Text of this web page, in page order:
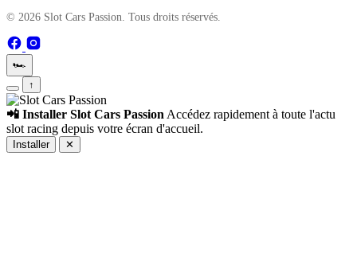
© 2026 Slot Cars Passion. Tous droits réservés.
🏎️
↑
📲 Installer Slot Cars Passion Accédez rapidement à toute l'actu
slot racing depuis votre écran d'accueil.
Installer ✕